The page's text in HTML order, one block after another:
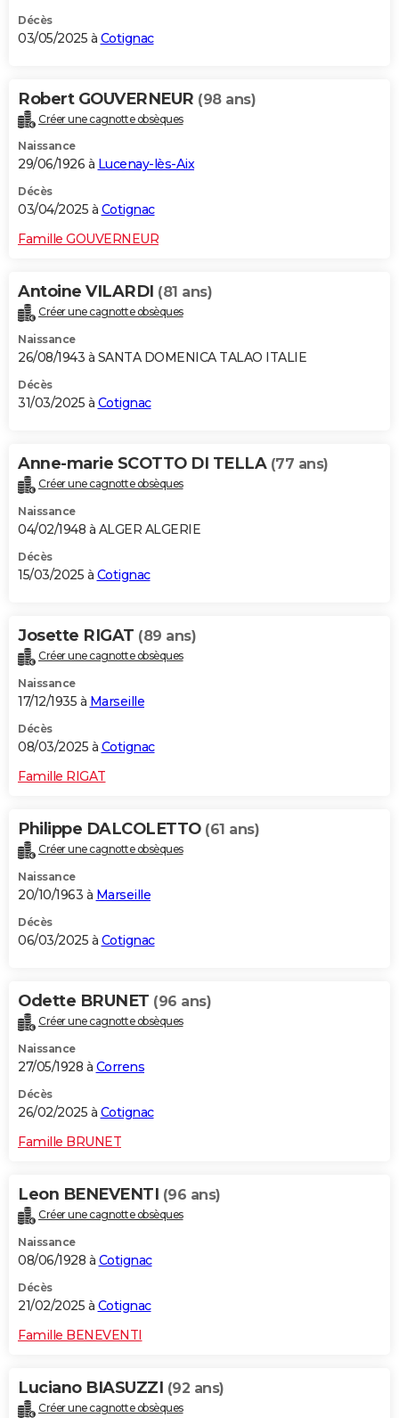
Décès
03/05/2025 à Cotignac
Robert GOUVERNEUR (98 ans)
Créer une cagnotte obsèques
Naissance
29/06/1926 à Lucenay-lès-Aix
Décès
03/04/2025 à Cotignac
Famille GOUVERNEUR
Antoine VILARDI (81 ans)
Créer une cagnotte obsèques
Naissance
26/08/1943 à SANTA DOMENICA TALAO ITALIE
Décès
31/03/2025 à Cotignac
Anne-marie SCOTTO DI TELLA (77 ans)
Créer une cagnotte obsèques
Naissance
04/02/1948 à ALGER ALGERIE
Décès
15/03/2025 à Cotignac
Josette RIGAT (89 ans)
Créer une cagnotte obsèques
Naissance
17/12/1935 à Marseille
Décès
08/03/2025 à Cotignac
Famille RIGAT
Philippe DALCOLETTO (61 ans)
Créer une cagnotte obsèques
Naissance
20/10/1963 à Marseille
Décès
06/03/2025 à Cotignac
Odette BRUNET (96 ans)
Créer une cagnotte obsèques
Naissance
27/05/1928 à Correns
Décès
26/02/2025 à Cotignac
Famille BRUNET
Leon BENEVENTI (96 ans)
Créer une cagnotte obsèques
Naissance
08/06/1928 à Cotignac
Décès
21/02/2025 à Cotignac
Famille BENEVENTI
Luciano BIASUZZI (92 ans)
Créer une cagnotte obsèques